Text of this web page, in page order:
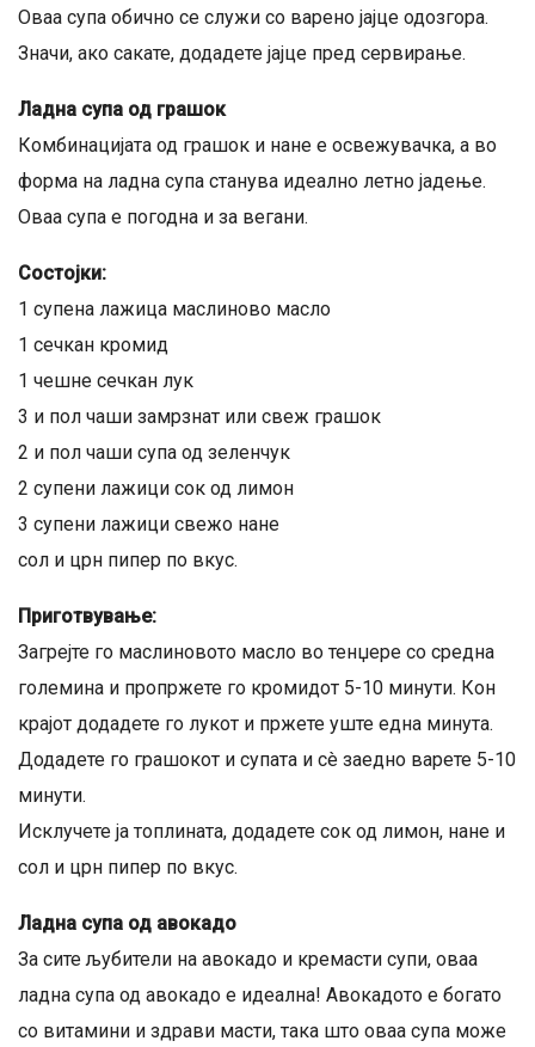
Оваа супа обично се служи со варено јајце одозгора.
Значи, ако сакате, додадете јајце пред сервирање.
Ладна супа од грашок
Комбинацијата од грашок и нане е освежувачка, а во
форма на ладна супа станува идеално летно јадење.
Оваа супа е погодна и за вегани.
Состојки:
1 супена лажица маслиново масло
1 сечкан кромид
1 чешне сечкан лук
3 и пол чаши замрзнат или свеж грашок
2 и пол чаши супа од зеленчук
2 супени лажици сок од лимон
3 супени лажици свежо нане
сол и црн пипер по вкус.
Приготвување:
Загрејте го маслиновото масло во тенџере со средна
големина и пропржете го кромидот 5-10 минути. Кон
крајот додадете го лукот и пржете уште една минута.
Додадете го грашокот и супата и сè заедно варете 5-10
минути.
Исклучете ја топлината, додадете сок од лимон, нане и
сол и црн пипер по вкус.
Ладна супа од авокадо
За сите љубители на авокадо и кремасти супи, оваа
ладна супа од авокадо е идеална! Авокадото е богато
со витамини и здрави масти, така што оваа супа може